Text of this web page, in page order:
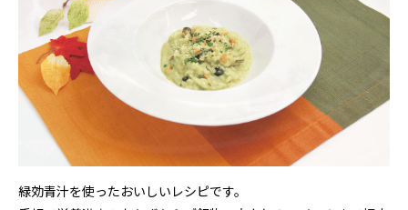
緑効青汁を使ったおいしいレシピです。